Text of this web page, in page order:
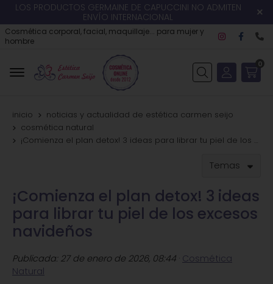
LOS PRODUCTOS GERMAINE DE CAPUCCINI NO ADMITEN
ENVÍO INTERNACIONAL
Cosmética corporal, facial, maquillaje... para mujer y
hombre
Buscar
0
inicio
noticias y actualidad de estética carmen seijo
cosmética natural
¡Comienza el plan detox! 3 ideas para librar tu piel de los excesos navideños
Temas
¡Comienza el plan detox! 3 ideas
para librar tu piel de los excesos
navideños
Publicada: 27 de enero de 2026, 08:44 · Cosmética
Natural